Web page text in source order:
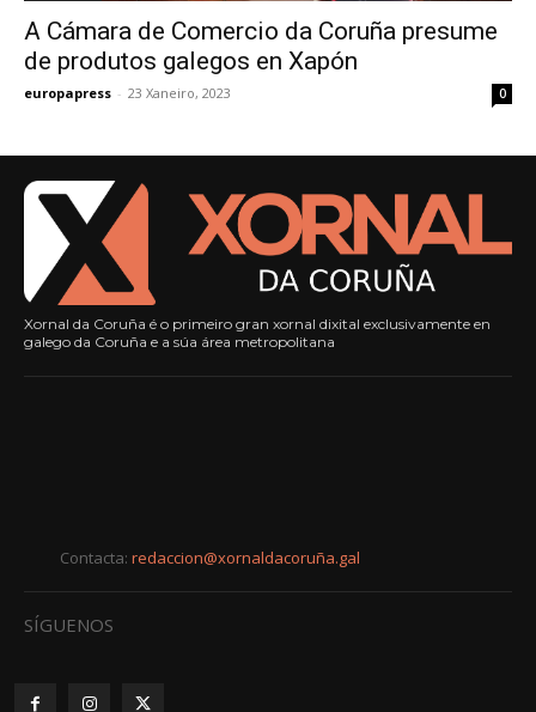
A Cámara de Comercio da Coruña presume
de produtos galegos en Xapón
europapress - 23 Xaneiro, 2023 0
Xornal da Coruña é o primeiro gran xornal dixital exclusivamente en
galego da Coruña e a súa área metropolitana
Contacta: redaccion@xornaldacoruña.gal
SÍGUENOS